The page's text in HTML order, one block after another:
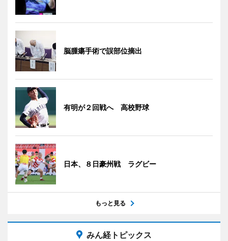
脳腫瘍手術で誤部位摘出
有明が２回戦へ 高校野球
日本、８日豪州戦 ラグビー
もっと見る
みん経トピックス